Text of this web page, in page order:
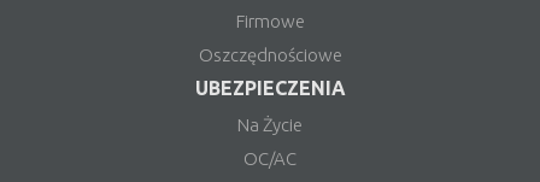
Firmowe
Oszczędnościowe
UBEZPIECZENIA
Na Życie
OC/AC